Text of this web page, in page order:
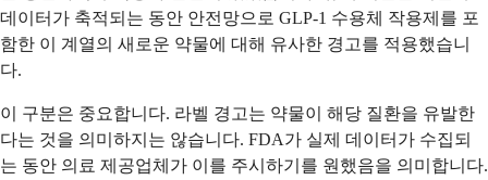
데이터가 축적되는 동안 안전망으로 GLP-1 수용체 작용제를 포
함한 이 계열의 새로운 약물에 대해 유사한 경고를 적용했습니
다.
이 구분은 중요합니다. 라벨 경고는 약물이 해당 질환을 유발한
다는 것을 의미하지는 않습니다. FDA가 실제 데이터가 수집되
는 동안 의료 제공업체가 이를 주시하기를 원했음을 의미합니다.